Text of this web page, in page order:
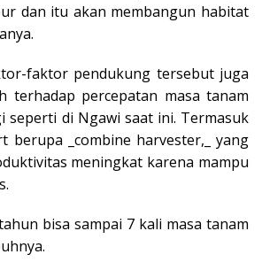
dan itu akan membangun habitat
faktor pendukung tersebut juga
terhadap percepatan masa tanam
seperti di Ngawi saat ini. Termasuk
berupa _combine harvester,_ yang
meningkat karena mampu
bisa sampai 7 kali masa tanam